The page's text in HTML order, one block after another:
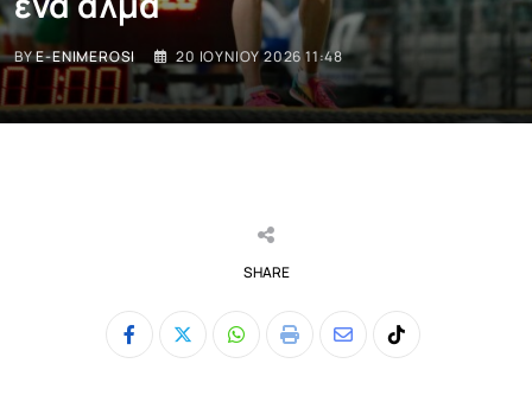
BYE-ENIMEROSI 20 ΙΟΥΝΊΟΥ 2026 11:48
SHARE
Whatsapp
Print
ShareTiktok